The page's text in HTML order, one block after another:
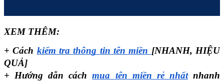
XEM THÊM:
+ Cách kiểm tra thông tin tên miền [NHANH, HIỆU
QUẢ]
+ Hướng dẫn cách mua tên miền rẻ nhất nhanh